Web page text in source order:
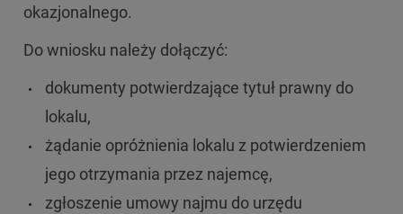
okazjonalnego.
Do wniosku należy dołączyć:
dokumenty potwierdzające tytuł prawny do
lokalu,
żądanie opróżnienia lokalu z potwierdzeniem
jego otrzymania przez najemcę,
zgłoszenie umowy najmu do urzędu